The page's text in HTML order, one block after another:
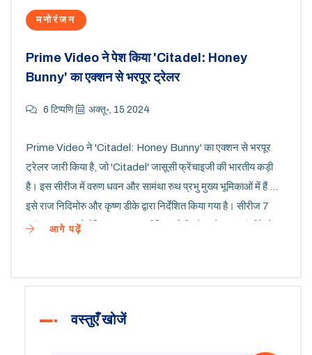
मनोरंजन
Prime Video ने पेश किया 'Citadel: Honey
Bunny' का एक्शन से भरपूर ट्रेलर
6 टिप्पणि अक्तू॰, 15 2024
Prime Video ने 'Citadel: Honey Bunny' का एक्शन से भरपूर
ट्रेलर जारी किया है, जो 'Citadel' जासूसी फ्रेंचाइजी की भारतीय कड़ी
है। इस सीरीज में वरुण धवन और सामंथा रुथ प्रभु मुख्य भूमिकाओं में हैं और
इसे राज निदिमोरु और कृष्ण डीके द्वारा निर्देशित किया गया है। सीरीज 7
नवंबर 2024 को वैश्विक स्तर पर प्रीमियर होगी और इसे राज एवं डीके के
आगे पढ़ें
वस्तुएँ खोजें